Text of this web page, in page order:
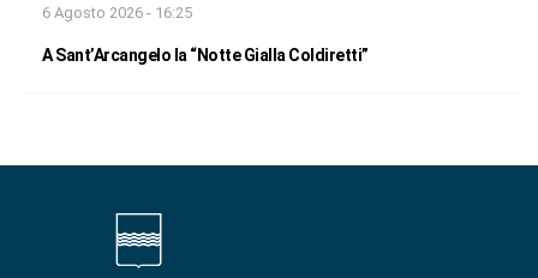
6 Agosto 2026 - 16:25
A Sant’Arcangelo la “Notte Gialla Coldiretti”